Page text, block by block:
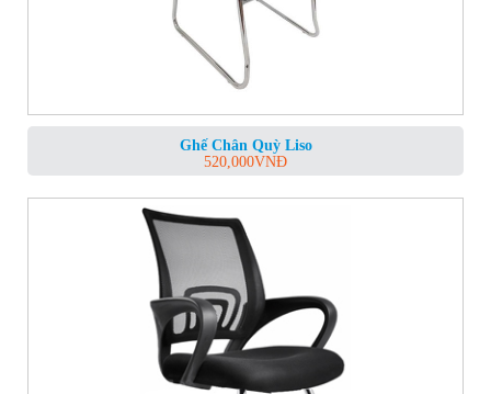
Ghế Chân Quỳ Liso
520,000VNĐ